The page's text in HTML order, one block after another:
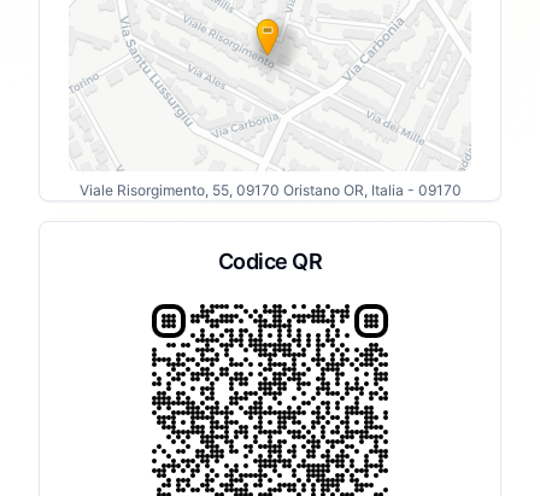
Viale Risorgimento, 55, 09170 Oristano OR, Italia - 09170
Codice QR